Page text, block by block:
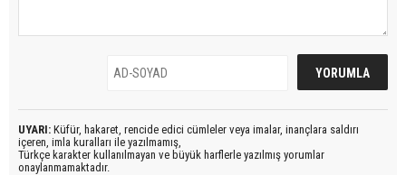
UYARI: Küfür, hakaret, rencide edici cümleler veya imalar, inançlara saldırı
içeren, imla kuralları ile yazılmamış,
Türkçe karakter kullanılmayan ve büyük harflerle yazılmış yorumlar
onaylanmamaktadır.